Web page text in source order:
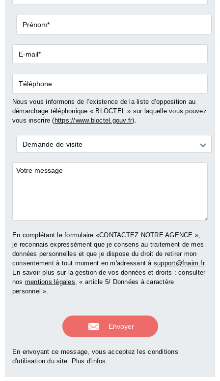
Prénom*
E-
mail*
Téléphone
Nous vous informons de l’existence de la liste d’opposition au
démarchage téléphonique « BLOCTEL » sur laquelle vous pouvez
vous inscrire (https://www.bloctel.gouv.fr).
Demande
*
Demande de visite
Commentaires
En complétant le formulaire «CONTACTEZ NOTRE AGENCE »,
je reconnais expressément que je consens au traitement de mes
données personnelles et que je dispose du droit de retirer mon
consentement à tout moment en m'adressant à support@fnaim.fr.
En savoir plus sur la gestion de vos données et droits : consulter
nos mentions légales , « article 5/ Données à caractère
personnel ».
En envoyant ce message, vous acceptez les conditions
d'utilisation du site. Plus d'infos